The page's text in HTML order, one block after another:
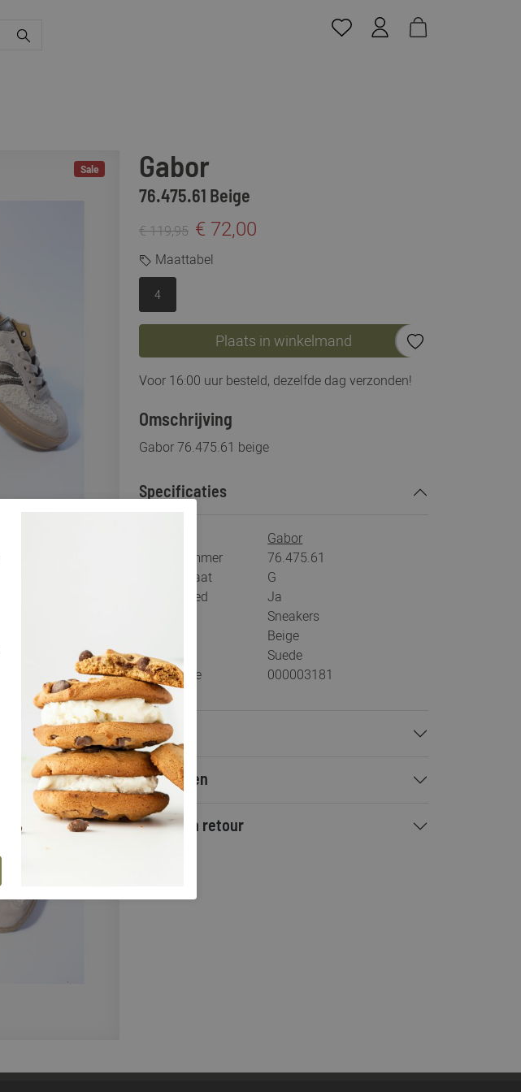
Sale Gabor
76.475.61 Beige
€ 119,95 € 72,00
Maattabel
4
Plaats in winkelmand
Voor 16:00 uur besteld, dezelfde dag verzonden!
Omschrijving
Gabor 76.475.61 beige
Specificaties
Gabor
Artikelnummer
76.475.61
Breedtemaat
G
Los voetbed
Ja
Sneakers
Beige
Materiaal
Suede
Bestelcode
000003181
Betalen
Verzenden
Ruilen en retour